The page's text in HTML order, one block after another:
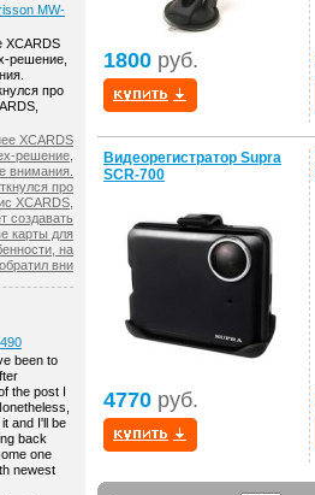
1800 руб.
Видеорегистратор Supra
SCR-700
4770 руб.
MW-
XCARDS
решение,
про
XCARDS
решение,
внимания.
про
XCARDS,
создавать
карты для
на
вни
been to
the post I
and I'll be
back
one
newest